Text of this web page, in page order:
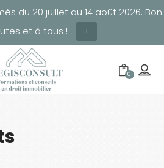
du 20 juillet au 14 août 2026. Bon
et à tous !
+
0